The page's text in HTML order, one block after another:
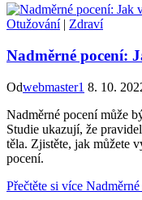
Otužování| Zdraví
Nadměrné pocení:
Odwebmaster1 8. 10.
Nadměrné pocení může
Studie ukazují, že
těla. Zjistěte, jak můžete
pocení.
Přečtěte si více